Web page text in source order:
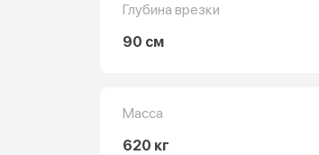
Глубина врезки
90 см
Масса
620 кг